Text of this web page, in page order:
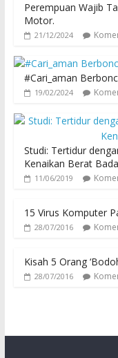
Perempuan Wajib
Motor.
21/12/2024
#Cari_aman
19/02/2024
Studi: Tertidur
Kenaikan Berat
11/06/2019
15 Virus Komputer
28/07/2016
Kisah 5 Orang
28/07/2016